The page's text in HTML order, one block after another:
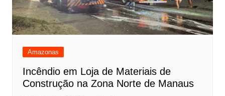
Amazonas
Incêndio em Loja de Materiais de
Construção na Zona Norte de Manaus